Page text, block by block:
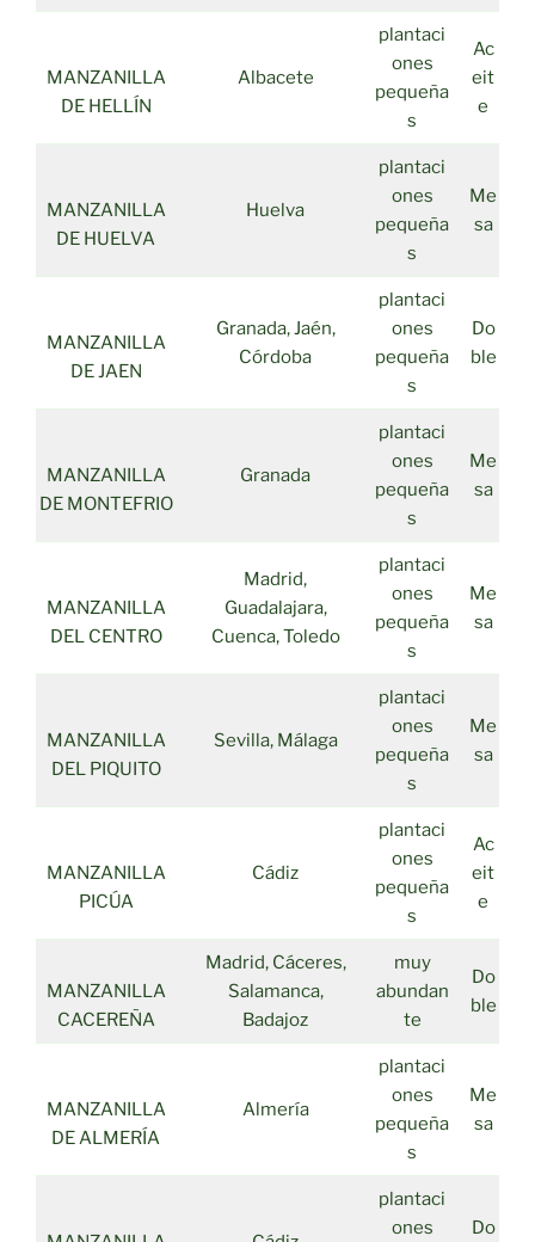
MANZANILLA
DE HELLÍN
Albacete
plantaci
ones
pequeña
s
Ac
eit
e
MANZANILLA
DE HUELVA
Huelva
plantaci
ones
pequeña
s
Me
sa
MANZANILLA
DE JAEN
Granada, Jaén,
Córdoba
plantaci
ones
pequeña
s
Do
ble
MANZANILLA
DE MONTEFRIO
Granada
plantaci
ones
pequeña
s
Me
sa
MANZANILLA
DEL CENTRO
Madrid,
Guadalajara,
Cuenca, Toledo
plantaci
ones
pequeña
s
Me
sa
MANZANILLA
DEL PIQUITO
Sevilla, Málaga
plantaci
ones
pequeña
s
Me
sa
MANZANILLA
PICÚA
Cádiz
plantaci
ones
pequeña
s
Ac
eit
e
MANZANILLA
CACEREÑA
Madrid, Cáceres,
Salamanca,
Badajoz
muy
abundan
te
Do
ble
MANZANILLA
DE ALMERÍA
Almería
plantaci
ones
pequeña
s
Me
sa
plantaci
ones
Do